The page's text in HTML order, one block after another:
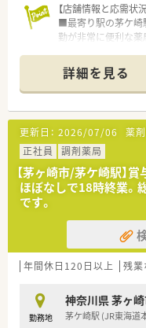
【店舗情報と応需状
■最寄り駅の茅ケ崎
勤が非常に便利な薬
100枚応需しています
■薬剤師は常時4～5
がら業務にあたって
【法人特徴について】
■神奈川県の湘南エ
を複数店舗展開して
■医療法人グループ
で安心して長く働け
■近隣店舗とのヘル
【想定される業務内
■総合病院から応需
指導が主な業務内容
い、安全性を確保し
■患者様一人ひとり
地域医療に貢献し
詳細を見る
更新日： 2026/07/06 薬
正社員
調剤薬局
【茅ヶ崎市/茅ケ崎駅】
ほぼなしで18時終業。
です。
年間休日120日以上 残
勤務地
神奈川県 茅ヶ
茅ケ崎駅 (JR東海道